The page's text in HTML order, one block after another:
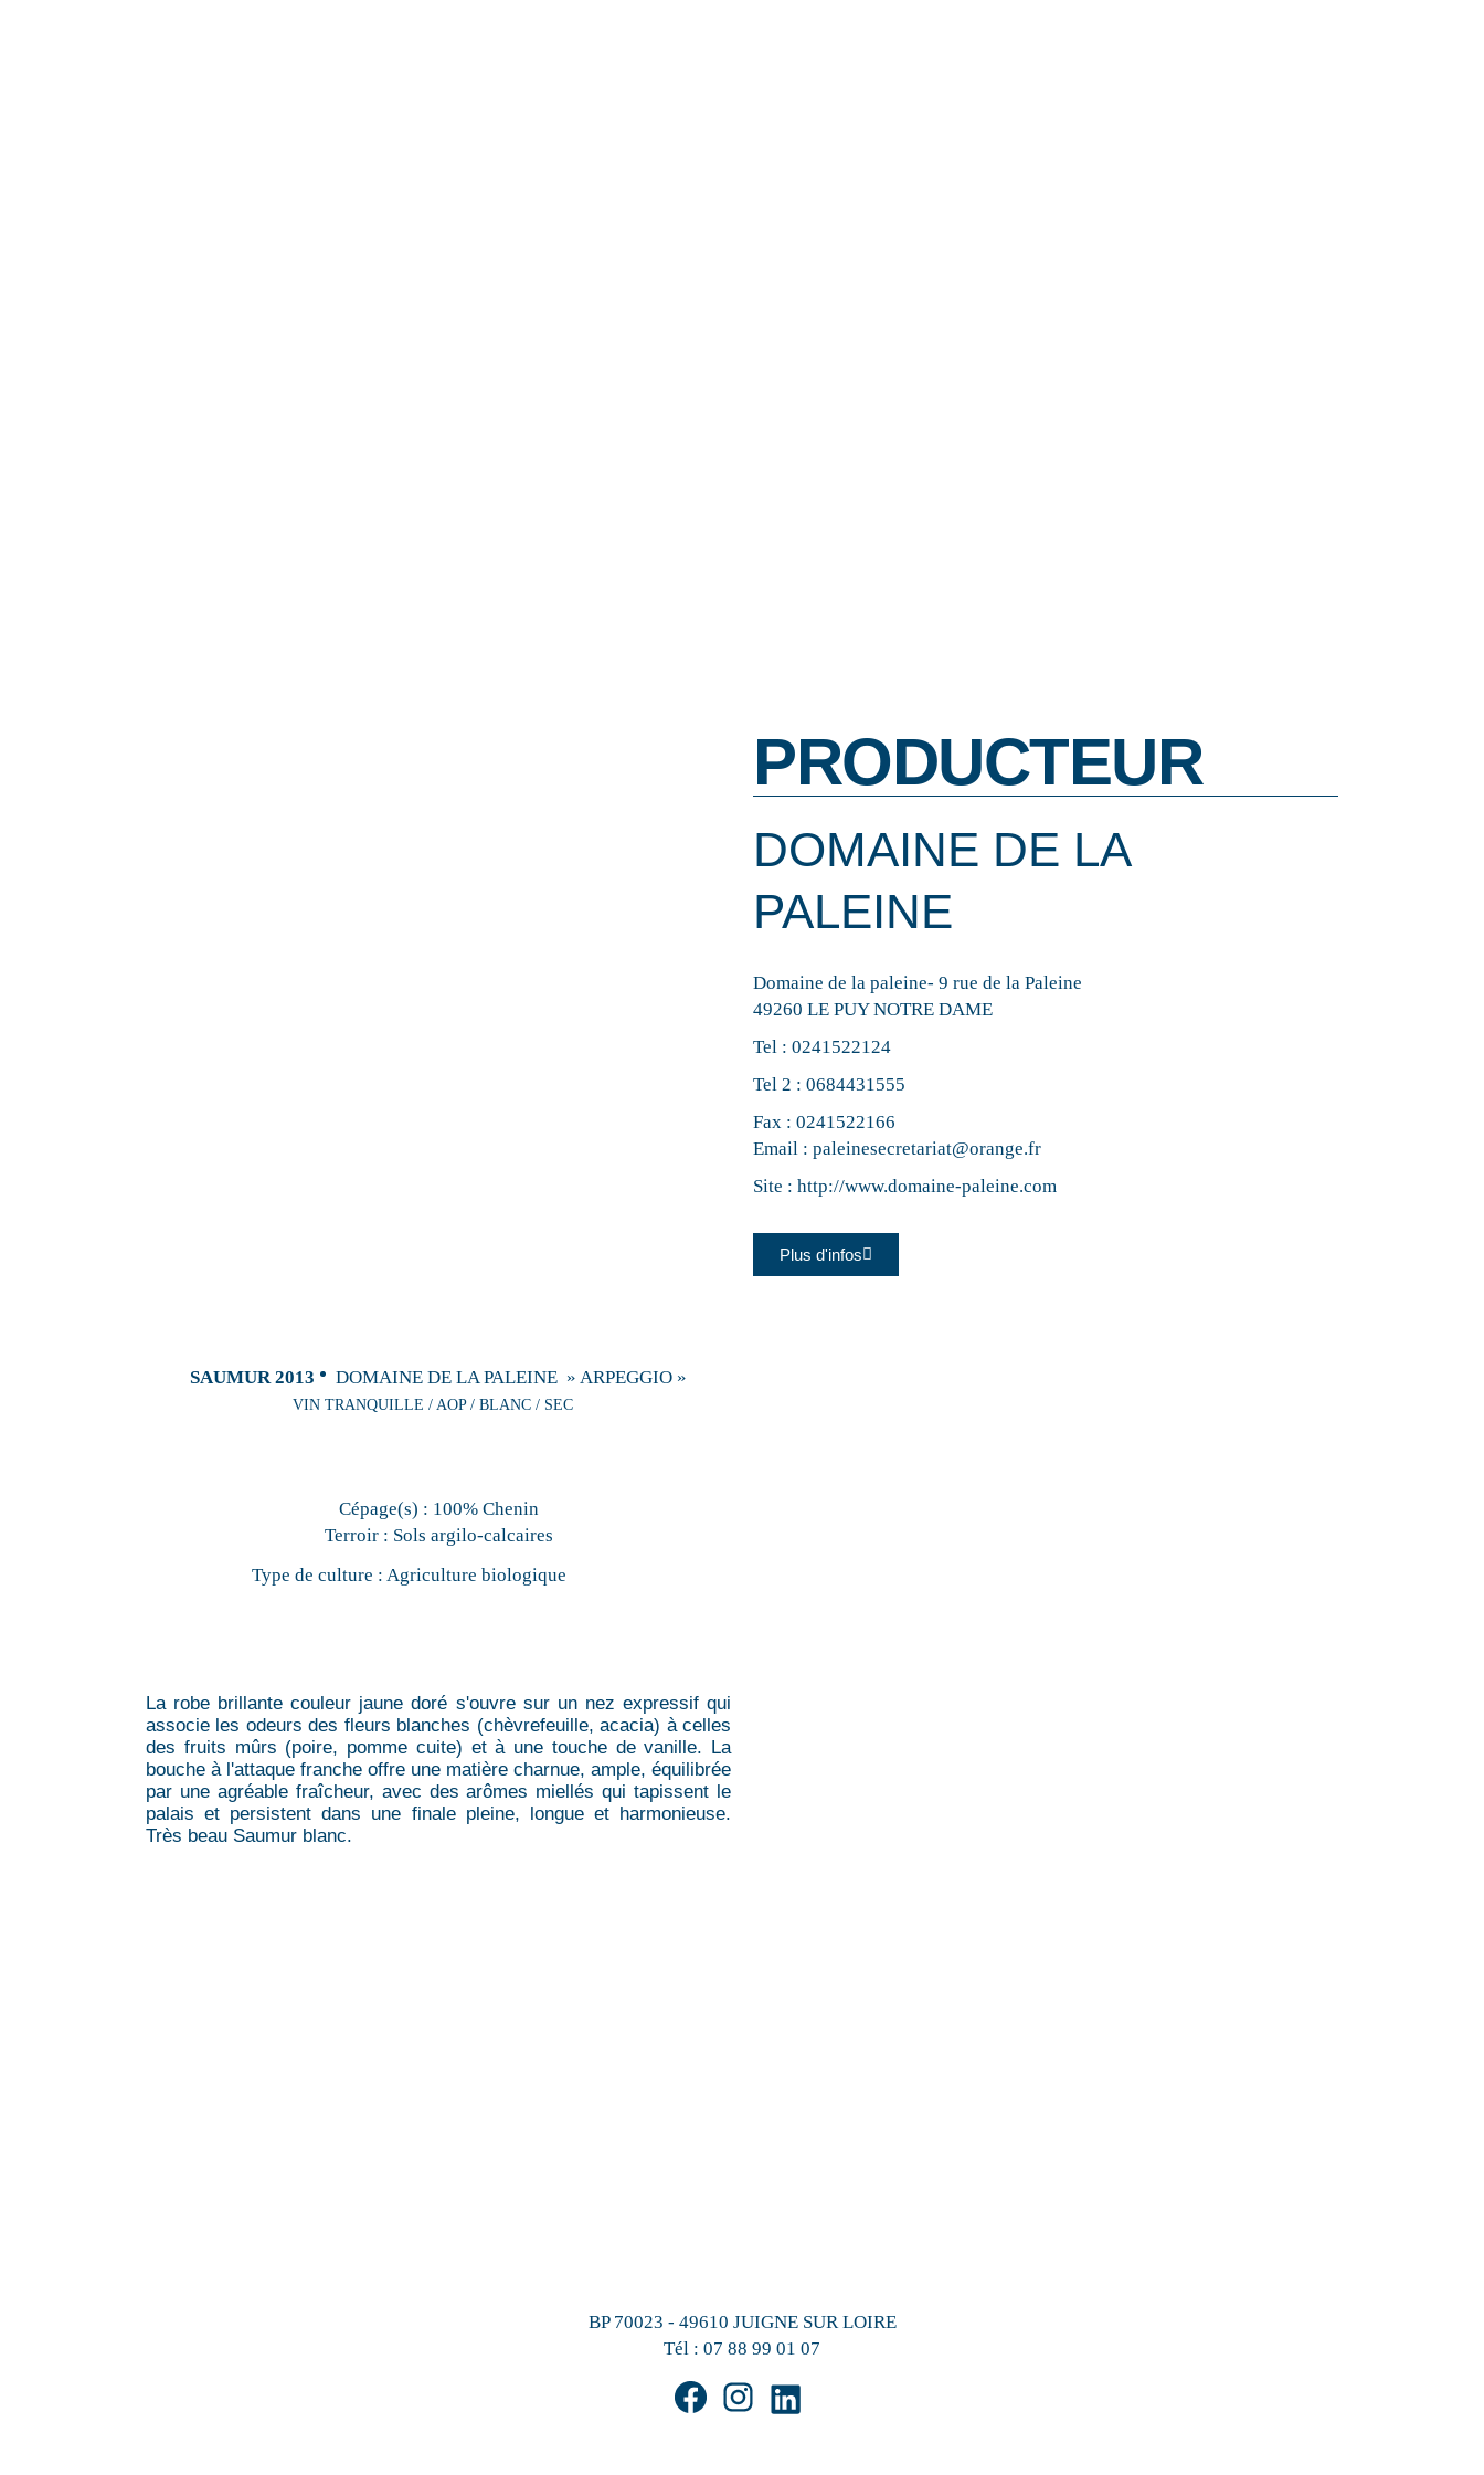
SAUMUR 2013 DOMAINE DE LA PALEINE » ARPEGGIO »
VIN TRANQUILLE / AOP / BLANC / SEC
Cépage(s) : 100% Chenin
Terroir : Sols argilo-calcaires
Type de culture : Agriculture biologique
La robe brillante couleur jaune doré s'ouvre sur un nez expressif qui
associe les odeurs des fleurs blanches (chèvrefeuille, acacia) à celles
des fruits mûrs (poire, pomme cuite) et à une touche de vanille. La
bouche à l'attaque franche offre une matière charnue, ample, équilibrée
par une agréable fraîcheur, avec des arômes miellés qui tapissent le
palais et persistent dans une finale pleine, longue et harmonieuse.
Très beau Saumur blanc.
PRODUCTEUR
DOMAINE DE LA
PALEINE
Domaine de la paleine- 9 rue de la Paleine
49260 LE PUY NOTRE DAME
Tel : 0241522124
Tel 2 : 0684431555
Fax : 0241522166
Email : paleinesecretariat@orange.fr
Site : http://www.domaine-paleine.com
Plus d'infos
BP 70023 - 49610 JUIGNE SUR LOIRE
Tél : 07 88 99 01 07